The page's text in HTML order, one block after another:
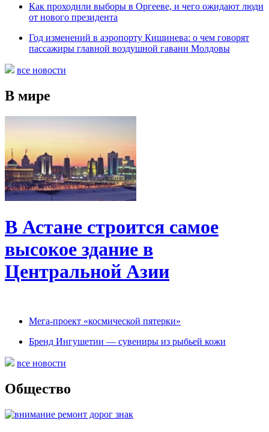
Как проходили выборы в Оргееве, и чего ожидают люди
от нового президента
Год изменений в аэропорту Кишинева: о чем говорят
пассажиры главной воздушной гавани Молдовы
все новости
В мире
В Астане строится самое
высокое здание в
Центральной Азии
Мега-проект «космической пятерки»
Бренд Ингушетии — сувениры из рыбьей кожи
все новости
Общество